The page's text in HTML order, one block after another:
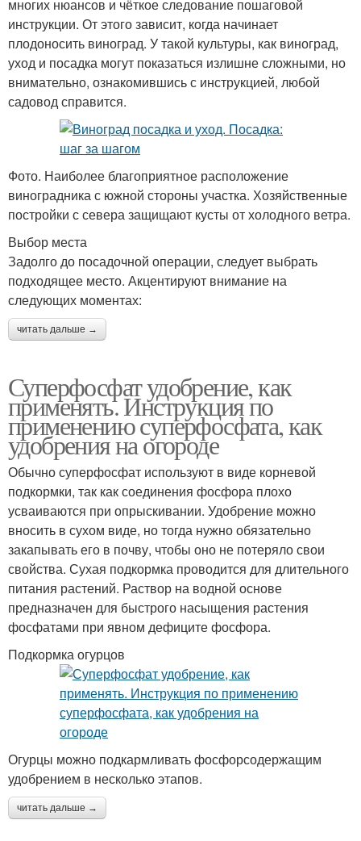
многих нюансов и чёткое следование пошаговой
инструкции. От этого зависит, когда начинает
плодоносить виноград. У такой культуры, как виноград,
уход и посадка могут показаться излишне сложными, но
внимательно, ознакомившись с инструкцией, любой
садовод справится.
Фото. Наиболее благоприятное расположение
виноградника с южной стороны участка. Хозяйственные
постройки с севера защищают кусты от холодного ветра.
Выбор места
Задолго до посадочной операции, следует выбрать
подходящее место. Акцентируют внимание на
следующих моментах:
читать дальше →
Суперфосфат удобрение, как
применять. Инструкция по
применению суперфосфата, как
удобрения на огороде
Обычно суперфосфат используют в виде корневой
подкормки, так как соединения фосфора плохо
усваиваются при опрыскивании. Удобрение можно
вносить в сухом виде, но тогда нужно обязательно
закапывать его в почву, чтобы оно не потеряло свои
свойства. Сухая подкормка проводится для длительного
питания растений. Раствор на водной основе
предназначен для быстрого насыщения растения
фосфатами при явном дефиците фосфора.
Подкормка огурцов
Огурцы можно подкармливать фосфорсодержащим
удобрением в несколько этапов.
читать дальше →